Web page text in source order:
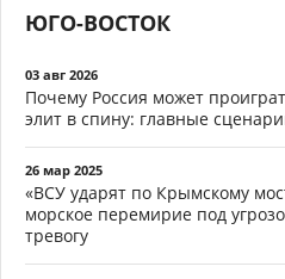
ЮГО-ВОСТОК
03 авг 2026
Почему Россия может
элит в спину: главные
26 мар 2025
«ВСУ ударят по Крымскому
морское перемирие под
тревогу